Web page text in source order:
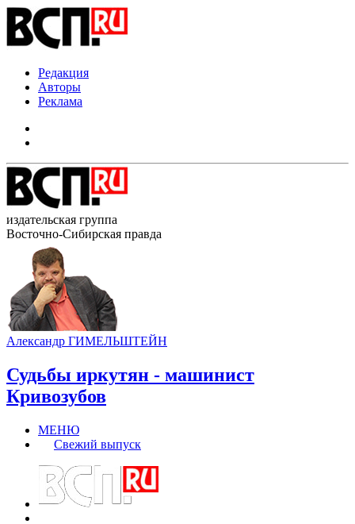
Редакция
Авторы
Реклама
издательская группа
Восточно-Сибирская правда
Александр ГИМЕЛЬШТЕЙН
Судьбы иркутян - машинист
Кривозубов
МЕНЮ
Свежий выпуск